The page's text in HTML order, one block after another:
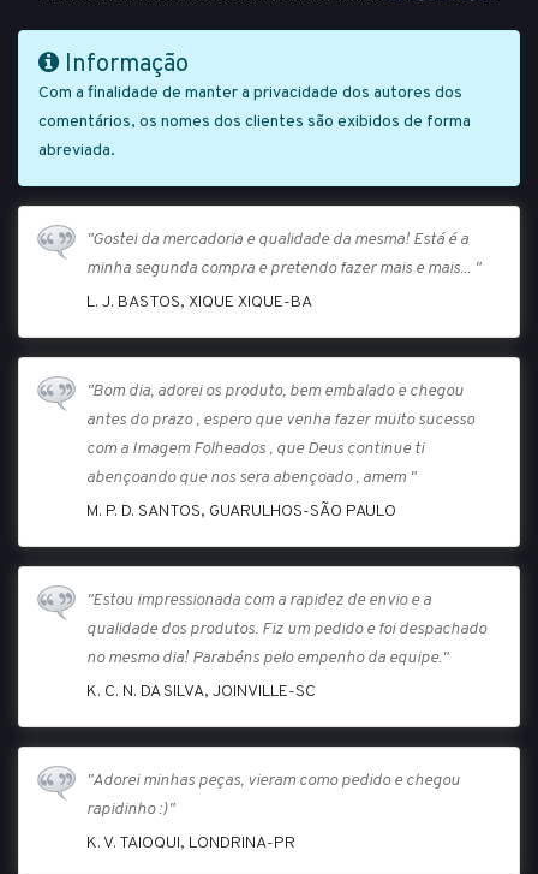
Informação
Com a finalidade de manter a privacidade dos autores dos
comentários, os nomes dos clientes são exibidos de forma
abreviada.
"Gostei da mercadoria e qualidade da mesma! Está é a
minha segunda compra e pretendo fazer mais e mais... "
L. J. BASTOS, XIQUE XIQUE-BA
"Bom dia, adorei os produto, bem embalado e chegou
antes do prazo , espero que venha fazer muito sucesso
com a Imagem Folheados , que Deus continue ti
abençoando que nos sera abençoado , amem "
M. P. D. SANTOS, GUARULHOS-SÃO PAULO
"Estou impressionada com a rapidez de envio e a
qualidade dos produtos. Fiz um pedido e foi despachado
no mesmo dia! Parabéns pelo empenho da equipe."
K. C. N. DA SILVA, JOINVILLE-SC
"Adorei minhas peças, vieram como pedido e chegou
rapidinho :)"
K. V. TAIOQUI, LONDRINA-PR